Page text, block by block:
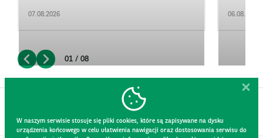
07.08.2026 06.08.2026
01 / 08
W naszym serwisie stosuje się pliki cookies, które są zapisywane na dysku
urządzenia końcowego w celu ułatwienia nawigacji oraz dostosowania serwisu do